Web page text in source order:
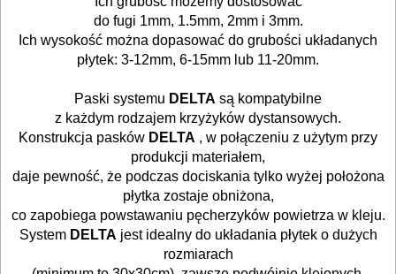
Przecinarki
ręczne
Przecinarki
elektryczne
Tarcza
polerskie
Tarcze
diamentowe
do fugi 1mm, 1.5mm, 2mm i 3mm.
Ich wysokość można dopasować do grubości układanych
płytek: 3-12mm, 6-15mm lub 11-20mm.
Paski systemu DELTA są kompatybilne
z każdym rodzajem krzyżyków dystansowych.
Konstrukcja pasków DELTA , w połączeniu z użytym przy
produkcji materiałem,
daje pewność, że podczas dociskania tylko wyżej położona
płytka zostaje obniżona,
co zapobiega powstawaniu pęcherzyków powietrza w kleju.
System DELTA jest idealny do układania płytek o dużych
rozmiarach